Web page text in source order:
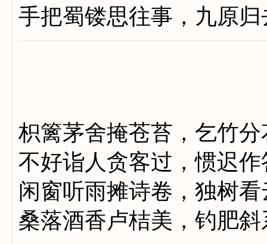
手把蜀镂思往事，九原
枳篱茅舍掩苍苔，乞竹
不好诣人贪客过，惯迟
闲窗听雨摊诗卷，独树
桑落酒香卢桔美，钓肥